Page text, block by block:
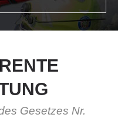
Gesetzes Nr.